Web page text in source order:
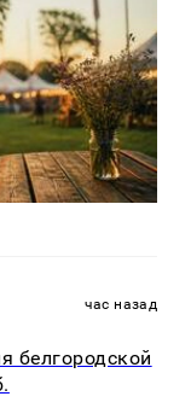
час назад
белгородской